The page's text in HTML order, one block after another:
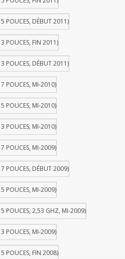
POUCES, DÉBUT 2011)
POUCES, FIN 2011)
POUCES, DÉBUT 2011)
POUCES, MI-2010)
POUCES, MI-2010)
POUCES, MI-2010)
POUCES, MI-2009)
POUCES, DÉBUT 2009)
POUCES, MI-2009)
POUCES, 2,53 GHZ, MI-2009)
POUCES, MI-2009)
POUCES, FIN 2008)